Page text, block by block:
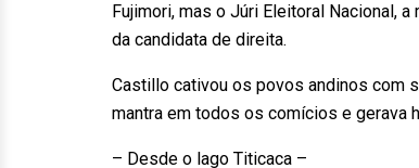
Fujimori, mas o Júri Eleitoral Nacional,
da candidata de direita.
Castillo cativou os povos andinos com
mantra em todos os comícios e gerava
– Desde o lago Titicaca –